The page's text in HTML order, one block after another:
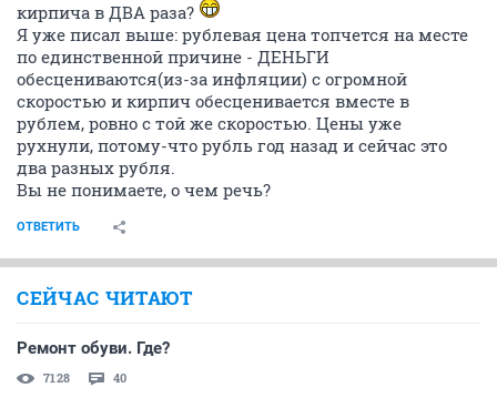
кирпича в ДВА раза?
Я уже писал выше: рублевая цена топчется на месте
по единственной причине - ДЕНЬГИ
обесцениваются(из-за инфляции) с огромной
скоростью и кирпич обесценивается вместе в
рублем, ровно с той же скоростью. Цены уже
рухнули, потому-что рубль год назад и сейчас это
два разных рубля.
Вы не понимаете, о чем речь?
ОТВЕТИТЬ
СЕЙЧАС ЧИТАЮТ
Ремонт обуви. Где?
7128 40